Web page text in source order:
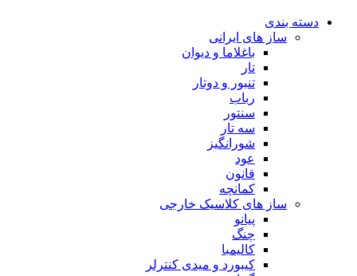
دسته بندی
ساز های ایرانی
باغلاما و دیوان
تار
تنبور و دوتار
رباب
سنتور
سه تار
شورانگیز
عود
قانون
کمانچه
ساز های کلاسیک خارجی
پیانو
چنگ
کالیمبا
کیبورد و میدی کنترلر